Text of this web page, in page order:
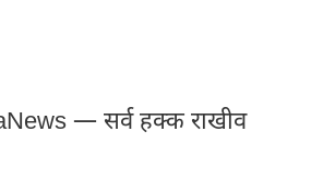
— सर्व हक्क राखीव